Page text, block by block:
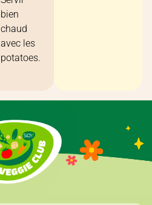
bien
chaud
avec les
potatoes.